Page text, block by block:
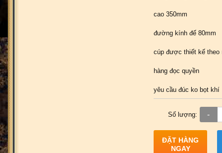
cao 350mm
đường kính đế 80mm
cúp được thiết kế theo
hàng đọc quyền
yêu cầu đúc ko bọt khí
Số lượng: -
ĐẶT HÀNG
NGAY